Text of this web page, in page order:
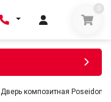
0
Дверь композитная Poseidon